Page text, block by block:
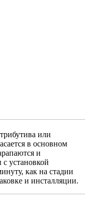
или
в основном
и
установкой
как на стадии
и инсталляции.